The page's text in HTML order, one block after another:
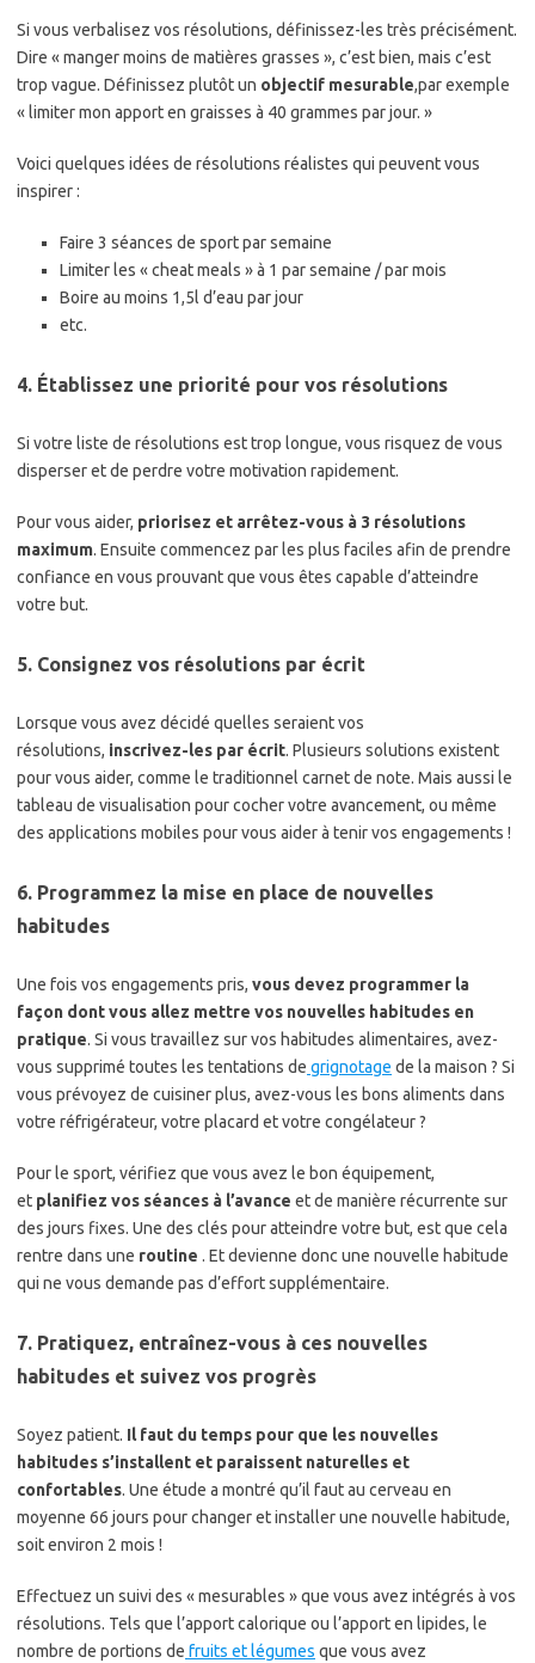
Si vous verbalisez vos résolutions, définissez-les très précisément.
Dire « manger moins de matières grasses », c’est bien, mais c’est
trop vague. Définissez plutôt un objectif mesurable,par exemple
« limiter mon apport en graisses à 40 grammes par jour. »
Voici quelques idées de résolutions réalistes qui peuvent vous
inspirer :
Faire 3 séances de sport par semaine
Limiter les « cheat meals » à 1 par semaine / par mois
Boire au moins 1,5l d’eau par jour
etc.
4. Établissez une priorité pour vos résolutions
Si votre liste de résolutions est trop longue, vous risquez de vous
disperser et de perdre votre motivation rapidement.
Pour vous aider, priorisez et arrêtez-vous à 3 résolutions
maximum. Ensuite commencez par les plus faciles afin de prendre
confiance en vous prouvant que vous êtes capable d’atteindre
votre but.
5. Consignez vos résolutions par écrit
Lorsque vous avez décidé quelles seraient vos
résolutions, inscrivez-les par écrit. Plusieurs solutions existent
pour vous aider, comme le traditionnel carnet de note. Mais aussi le
tableau de visualisation pour cocher votre avancement, ou même
des applications mobiles pour vous aider à tenir vos engagements !
6. Programmez la mise en place de nouvelles
habitudes
Une fois vos engagements pris, vous devez programmer la
façon dont vous allez mettre vos nouvelles habitudes en
pratique. Si vous travaillez sur vos habitudes alimentaires, avez-
vous supprimé toutes les tentations de grignotage de la maison ? Si
vous prévoyez de cuisiner plus, avez-vous les bons aliments dans
votre réfrigérateur, votre placard et votre congélateur ?
Pour le sport, vérifiez que vous avez le bon équipement,
et planifiez vos séances à l’avance et de manière récurrente sur
des jours fixes. Une des clés pour atteindre votre but, est que cela
rentre dans une routine . Et devienne donc une nouvelle habitude
qui ne vous demande pas d’effort supplémentaire.
7. Pratiquez, entraînez-vous à ces nouvelles
habitudes et suivez vos progrès
Soyez patient. Il faut du temps pour que les nouvelles
habitudes s’installent et paraissent naturelles et
confortables. Une étude a montré qu’il faut au cerveau en
moyenne 66 jours pour changer et installer une nouvelle habitude,
soit environ 2 mois !
Effectuez un suivi des « mesurables » que vous avez intégrés à vos
résolutions. Tels que l’apport calorique ou l’apport en lipides, le
nombre de portions de fruits et légumes que vous avez